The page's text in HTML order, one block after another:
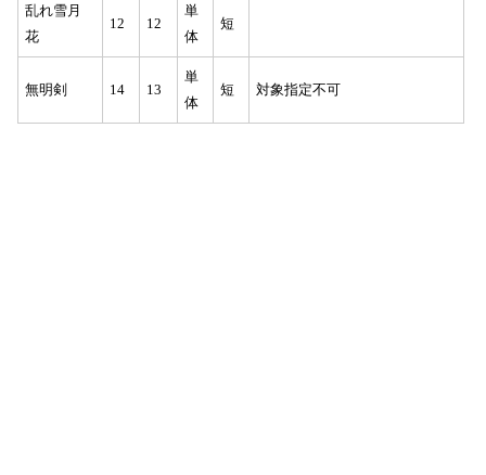
乱れ雪月
花
12 12
単
体
短
無明剣 14 13
単
体
短 対象指定不可